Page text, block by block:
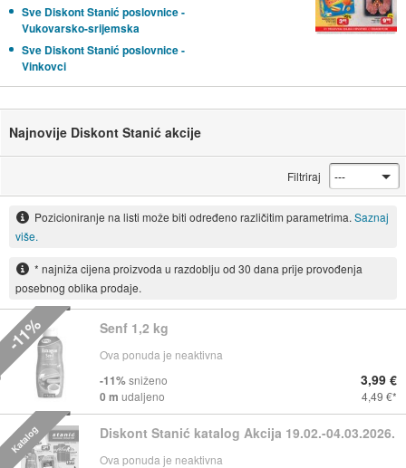
Sve Diskont Stanić poslovnice -
Vukovarsko-srijemska
Sve Diskont Stanić poslovnice -
Vinkovci
Najnovije Diskont Stanić akcije
Filtriraj
Pozicioniranje na listi može biti određeno različitim parametrima. Saznaj
više.
* najniža cijena proizvoda u razdoblju od 30 dana prije provođenja
posebnog oblika prodaje.
Senf 1,2 kg
Ova ponuda je neaktivna
-11%sniženo
0 m udaljeno
3,99 €
4,49 €
-11%
Diskont Stanić katalog Akcija 19.02.-04.03.2026.
Ova ponuda je neaktivna
Katalog